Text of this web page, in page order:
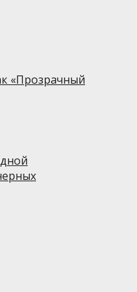
«Прозрачный